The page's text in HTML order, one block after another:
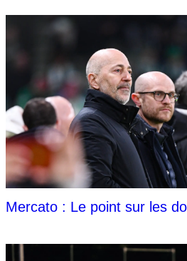
Mercato : Le point sur les